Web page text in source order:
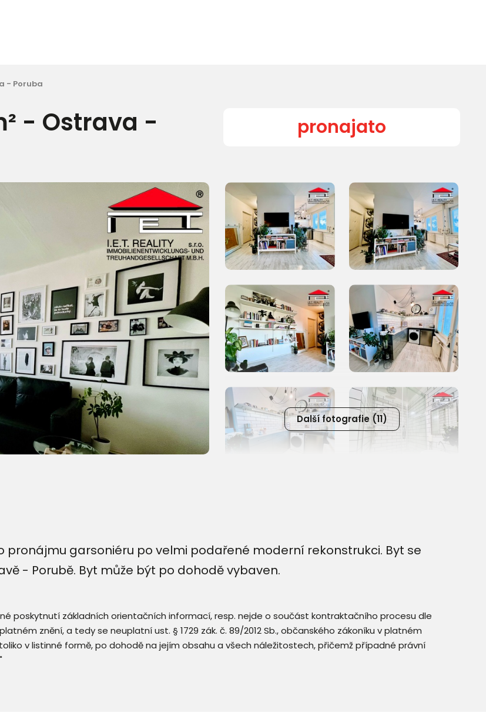
- Poruba
- Ostrava -
pronajato
Další fotografie (11)
garsoniéru po velmi podařené moderní rekonstrukci. Byt se
- Porubě. Byt může být po dohodě vybaven.
poskytnutí základních orientačních informací, resp. nejde o součást kontraktačního procesu dle
znění, a tedy se neuplatní ust. § 1729 zák. č. 89/2012 Sb., občanského zákoníku v platném
v listinné formě, po dohodě na jejím obsahu a všech náležitostech, přičemž případné právní